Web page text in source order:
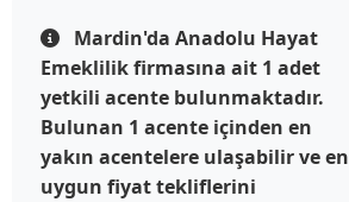
Mardin'da Anadolu Hayat
Emeklilik firmasına ait 1 adet
yetkili acente bulunmaktadır.
Bulunan 1 acente içinden en
yakın acentelere ulaşabilir ve en
uygun fiyat tekliflerini